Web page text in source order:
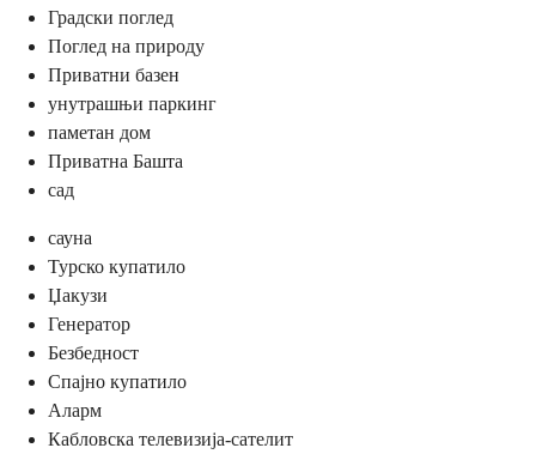
Градски поглед
Поглед на природу
Приватни базен
унутрашњи паркинг
паметан дом
Приватна Башта
сад
сауна
Турско купатило
Џакузи
Генератор
Безбедност
Спајно купатило
Аларм
Кабловска телевизија-сателит